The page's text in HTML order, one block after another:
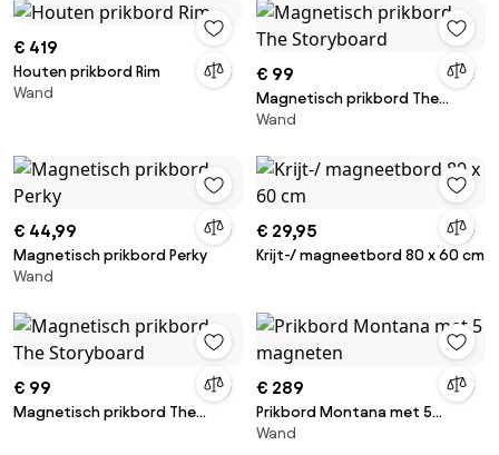
€ 419
Houten prikbord Rim
Wand
€ 99
Magnetisch prikbord The
Storyboard
Wand
€ 44,99
Magnetisch prikbord Perky
Wand
€ 29,95
Krijt-/ magneetbord 80 x 60 cm
€ 99
Magnetisch prikbord The
€ 289
Prikbord Montana met 5
magneten
Wand